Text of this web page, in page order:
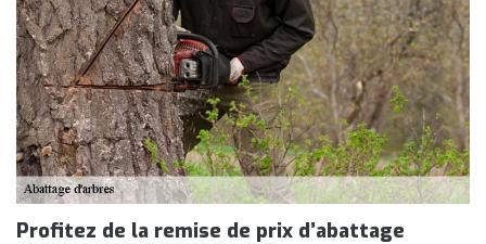
Profitez de la remise de prix d’abattage